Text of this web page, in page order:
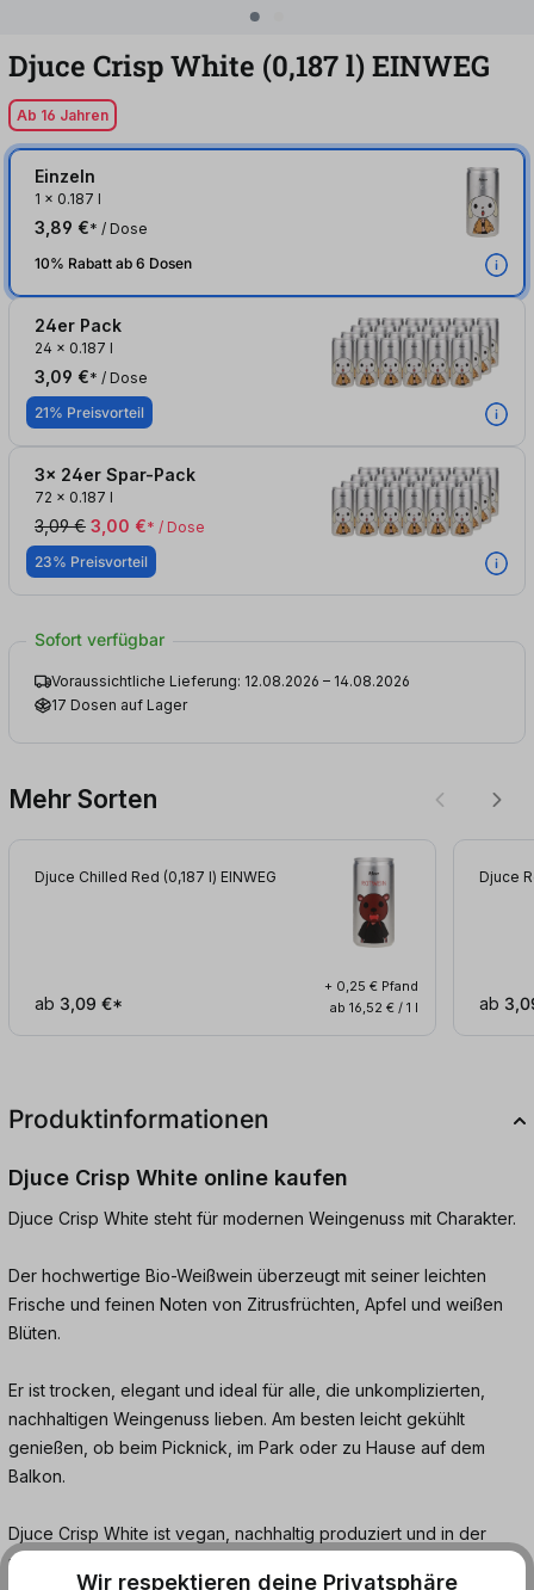
Djuce Crisp White (0,187l)EINWEG
Ab 16 Jahren
Einzeln
1 x 0.187 l
3,89 €* / Dose
10% Rabatt ab 6 Dosen
24er Pack
24 x 0.187 l
3,09 €* / Dose
21% Preisvorteil
3x 24er Spar-Pack
72 x 0.187 l
3,09 € 3,00 €* / Dose
23% Preisvorteil
Sofort verfügbar
Voraussichtliche Lieferung: 12.08.2026 – 14.08.2026
17 Dosen auf Lager
Mehr Sorten
Djuce Chilled Red (0,187 l) EINWEG
ab 3,09 €*
+ 0,25 € Pfand
ab 16,52 € / 1 l
Djuce
ab
Produktinformationen
Djuce Crisp White online kaufen
Djuce Crisp White steht für modernen Weingenuss mit Charakter.
Der hochwertige Bio-Weißwein überzeugt mit seiner leichten
Frische und feinen Noten von Zitrusfrüchten, Apfel und weißen
Blüten.
Er ist trocken, elegant und ideal für alle, die unkomplizierten,
nachhaltigen Weingenuss lieben. Am besten leicht gekühlt
genießen, ob beim Picknick, im Park oder zu Hause auf dem
Balkon.
Djuce Crisp White ist vegan, nachhaltig produziert und in der
praktischen Dose perfekt für unterwegs.
Wir respektieren deine Privatsphäre